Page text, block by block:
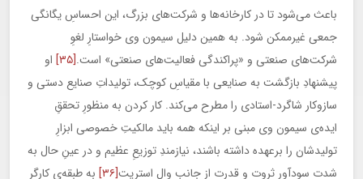
باعث می‌شود تا در کارخانه‌ها و شرکت‌های بزرگ، این احساسِ یگانگی
جمعی غیرممکن شود. به همین دلیل سیمون وی خواستارِ لغوِ
شرکت‌های صنعتی و «پراکندگی فعالیت‌های صنعتی» است.[۳۵]
او
پیشنهادِ بازگشت به صنایعی با مقیاسِ کوچک، تولیداتِ صنایع دستی و
سازوکار شاگرد-استادی را مطرح می‌کند. کار کردن به منظورِ تحققِ
ایده‌ی سیمون وی مبنی بر اینکه همه باید مالکیتِ خصوصی ابزارِ
تولیدشان را برعهده داشته باشند، نیازمندِ توزیعِ عظیم و در عینِ حال به
شدت سودآورِ ثروت و قدرت از جانبِ وال استریت[۳۶] به طبقه‌ی کارگر